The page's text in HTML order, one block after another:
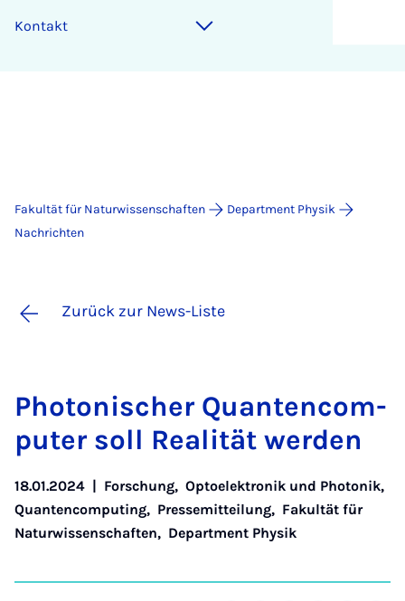
Kontakt
Fakultät für Naturwissenschaften
Department Physik
Nachrichten
Zurück zur News-Liste
Pho­to­ni­scher Quan­ten­com­
pu­ter soll Re­a­li­tät wer­den
18.01.2024 | Forschung, Optoelektronik und Photonik,
Quantencomputing, Pressemitteilung, Fakultät für
Naturwissenschaften, Department Physik